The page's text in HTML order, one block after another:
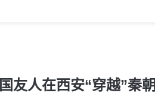
友人在西安“穿越”秦朝